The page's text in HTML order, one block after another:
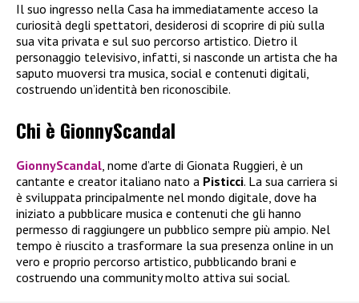
Il suo ingresso nella Casa ha immediatamente acceso la
curiosità degli spettatori, desiderosi di scoprire di più sulla
sua vita privata e sul suo percorso artistico. Dietro il
personaggio televisivo, infatti, si nasconde un artista che ha
saputo muoversi tra musica, social e contenuti digitali,
costruendo un’identità ben riconoscibile.
Chi è GionnyScandal
GionnyScandal , nome d’arte di Gionata Ruggieri, è un
cantante e creator italiano nato a Pisticci. La sua carriera si
è sviluppata principalmente nel mondo digitale, dove ha
iniziato a pubblicare musica e contenuti che gli hanno
permesso di raggiungere un pubblico sempre più ampio. Nel
tempo è riuscito a trasformare la sua presenza online in un
vero e proprio percorso artistico, pubblicando brani e
costruendo una community molto attiva sui social.